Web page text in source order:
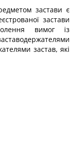
застави є
застави
вимог із
застав, які